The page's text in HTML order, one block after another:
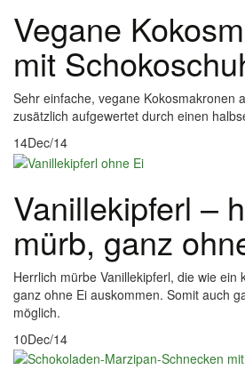
Vegane
mit
Sehr einfache, vegane Kokosmakronen
zusätzlich aufgewertet durch einen
14Dec/14
Vanillekipferl –
mürb, ganz
Herrlich mürbe Vanillekipferl, die wie ein
ganz ohne Ei auskommen. Somit auch
möglich.
10Dec/14